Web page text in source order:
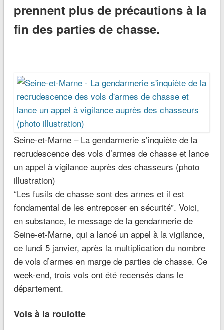
prennent plus de précautions à la
fin des parties de chasse.
Seine-et-Marne – La gendarmerie s’inquiète de la
recrudescence des vols d’armes de chasse et lance
un appel à vigilance auprès des chasseurs (photo
illustration)
“Les fusils de chasse sont des armes et il est
fondamental de les entreposer en sécurité”. Voici,
en substance, le message de la gendarmerie de
Seine-et-Marne, qui a lancé un appel à la vigilance,
ce lundi 5 janvier, après la multiplication du nombre
de vols d’armes en marge de parties de chasse. Ce
week-end, trois vols ont été recensés dans le
département.
Vols à la roulotte